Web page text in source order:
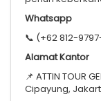
Whatsapp
📞 (+62 812-
Alamat Kantor
📌 ATTIN
Cipayung,